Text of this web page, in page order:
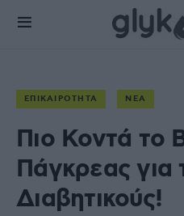
ΕΠΙΚΑΙΡΌΤΗΤΑ ΝΈΑ
Πιο Κοντά το
Πάγκρεας για
Διαβητικούς!